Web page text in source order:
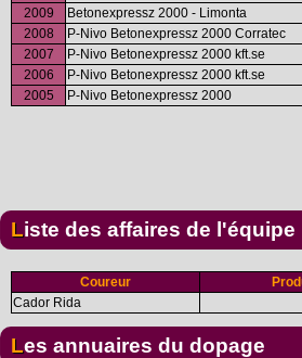
2009
Betonexpressz 2000 - Limonta
2008
P-Nivo Betonexpressz 2000 Corratec
2007
P-Nivo Betonexpressz 2000 kft.se
2006
P-Nivo Betonexpressz 2000 kft.se
2005
P-Nivo Betonexpressz 2000
Liste des affaires de l'équipe
Coureur
Cador Rida
Les annuaires du dopage